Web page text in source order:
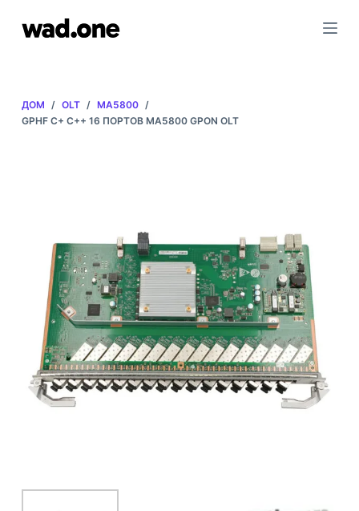
й
т
ДОМ / OLT / MA5800 /
GPHF C+ C++ 16 ПОРТОВ MA5800 GPON OLT